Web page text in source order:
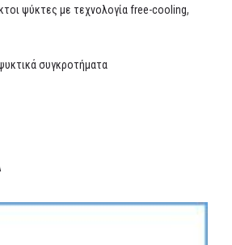
ψύκτες με τεχνολογία free-cooling,
συγκροτήματα